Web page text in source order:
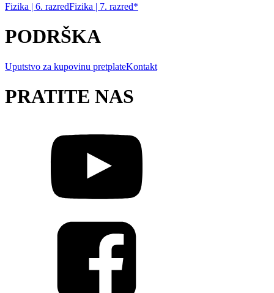
Fizika | 6. razredFizika | 7. razred*
PODRŠKA
Uputstvo za kupovinu pretplateKontakt
PRATITE NAS